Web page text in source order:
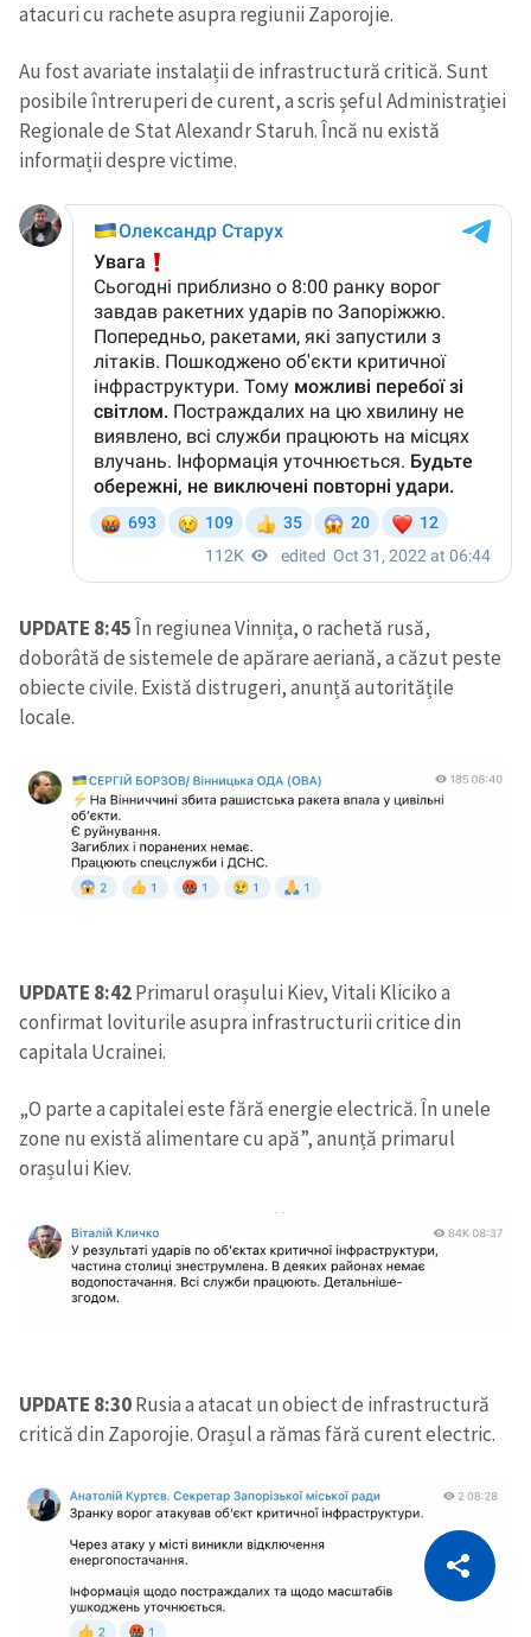
Copiază Link
atacuri cu rachete asupra regiunii Zaporojie.
Au fost avariate instalații de infrastructură critică. Sunt
posibile întreruperi de curent, a scris șeful Administrației
Regionale de Stat Alexandr Staruh. Încă nu există
informații despre victime.
UPDATE 8:45În regiunea Vinnița, o rachetă rusă,
doborâtă de sistemele de apărare aeriană, a căzut peste
obiecte civile. Există distrugeri, anunță autoritățile
locale.
UPDATE 8:42Primarul orașului Kiev, Vitali Kliciko a
confirmat loviturile asupra infrastructurii critice din
capitala Ucrainei.
„O parte a capitalei este fără energie electrică. În unele
zone nu există alimentare cu apă”, anunță primarul
orașului Kiev.
UPDATE 8:30Rusia a atacat un obiect de infrastructură
critică din Zaporojie. Orașul a rămas fără curent electric.